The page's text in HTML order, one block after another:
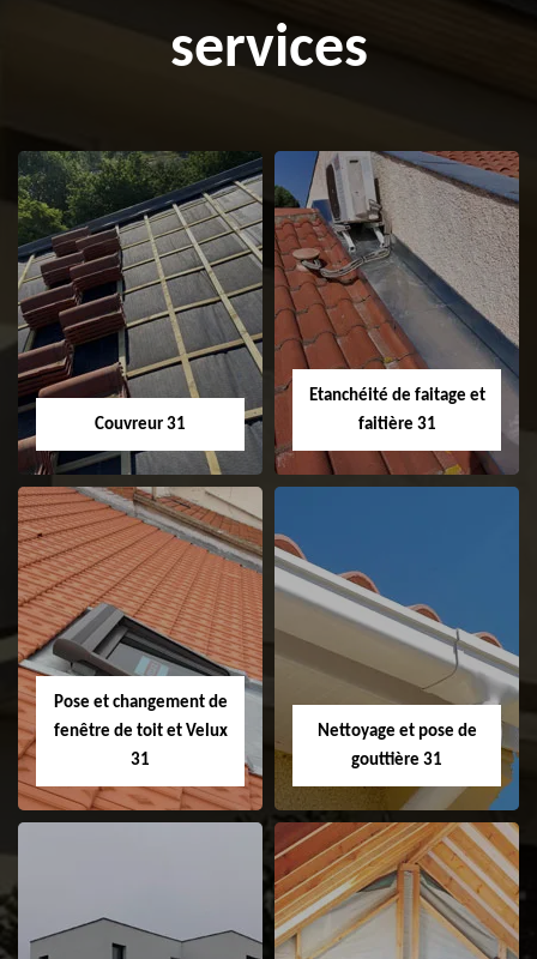
services
Couvreur 31
Couvreur 31
Etanchéité de faitage et
faitière 31
Etanchéité de
faitage et faitière
31
Pose et changement de
fenêtre de toit et Velux
31
Pose et
Nettoyage et pose de
gouttière 31
Nettoyage et pose